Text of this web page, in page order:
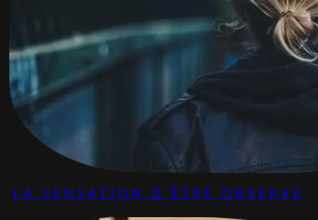
LA SENSATION D’ÊTRE OBSERVÉ